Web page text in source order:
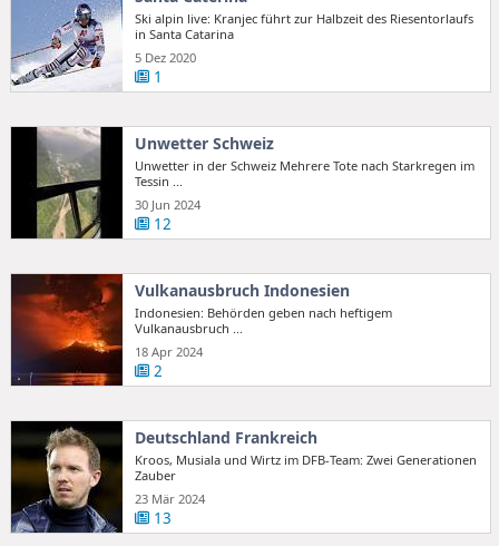
Ski alpin live: Kranjec führt zur Halbzeit des Riesentorlaufs
in Santa Catarina
5 Dez 2020
1
Unwetter Schweiz
Unwetter in der Schweiz Mehrere Tote nach Starkregen im
Tessin ...
30 Jun 2024
12
Vulkanausbruch Indonesien
Indonesien: Behörden geben nach heftigem
Vulkanausbruch ...
18 Apr 2024
2
Deutschland Frankreich
Kroos, Musiala und Wirtz im DFB-Team: Zwei Generationen
Zauber
23 Mär 2024
13